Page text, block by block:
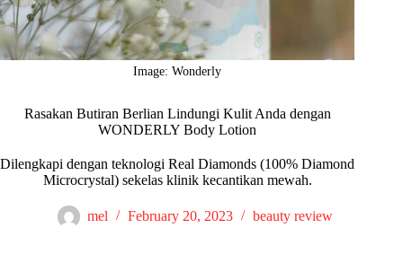
Image: Wonderly
Rasakan Butiran Berlian Lindungi Kulit Anda dengan
WONDERLY Body Lotion
Dilengkapi dengan teknologi Real Diamonds (100% Diamond
Microcrystal) sekelas klinik kecantikan mewah.
mel February 20, 2023 beauty review